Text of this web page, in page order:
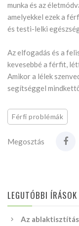
munka és az
amelyekkel ezek a
és testi-lelki
Az elfogadás és a
kevesebbé a férfit,
Amikor a lélek
segítséggel
Férfi problémák
Megosztás
LEGUTÓBBI ÍRÁSOK
Az